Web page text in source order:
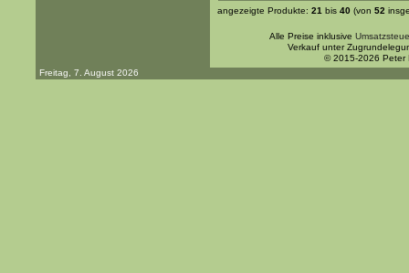
angezeigte Produkte: 21 bis 40 (von 52
Alle Preise inklusive
Verkauf unter
© 2015-2026 Peter
Freitag, 7. August 2026